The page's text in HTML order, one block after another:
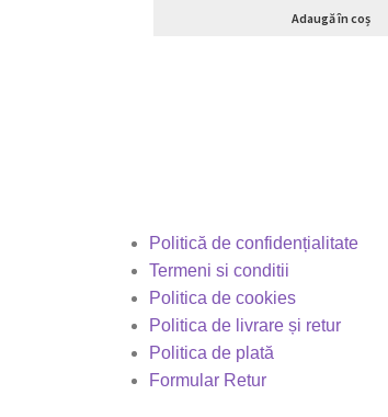
Adaugă în coș
Politică de confidențialitate
Termeni si conditii
Politica de cookies
Politica de livrare și retur
Politica de plată
Formular Retur